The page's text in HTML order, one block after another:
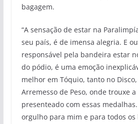
bagagem.
“A sensação de estar na
seu país, é de imensa alegria. E
responsável pela bandeira estar
do pódio, é uma emoção
melhor em Tóquio, tanto no
Arremesso de Peso, onde trouxe
presenteado com essas
orgulho para mim e para todos